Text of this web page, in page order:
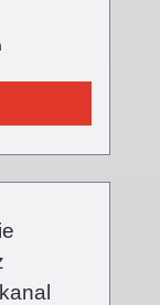
zwei
am
1 oder 2